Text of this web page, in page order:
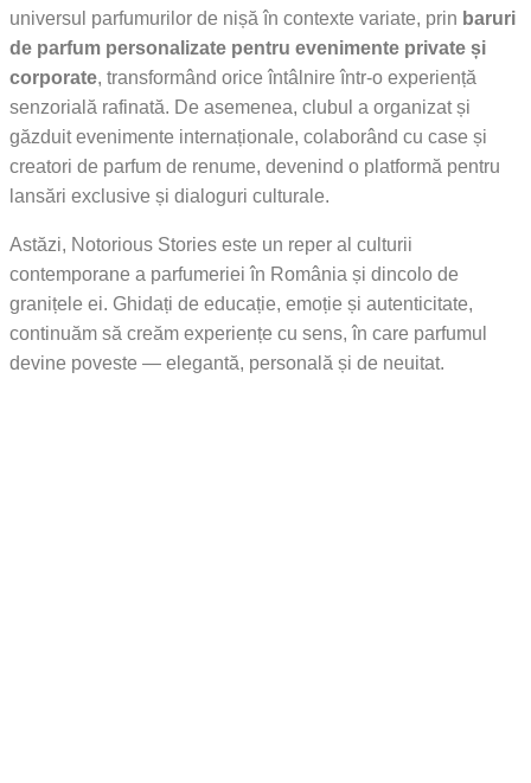
universul parfumurilor de nișă în contexte variate, prin baruri
de parfum personalizate pentru evenimente private și
corporate, transformând orice întâlnire într-o experiență
senzorială rafinată. De asemenea, clubul a organizat și
găzduit evenimente internaționale, colaborând cu case și
creatori de parfum de renume, devenind o platformă pentru
lansări exclusive și dialoguri culturale.
Astăzi, Notorious Stories este un reper al culturii
contemporane a parfumeriei în România și dincolo de
granițele ei. Ghidați de educație, emoție și autenticitate,
continuăm să creăm experiențe cu sens, în care parfumul
devine poveste — elegantă, personală și de neuitat.